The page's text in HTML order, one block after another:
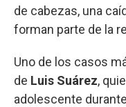
de cabezas, una
forman parte de la
Uno de los casos
de Luis Suárez,
adolescente